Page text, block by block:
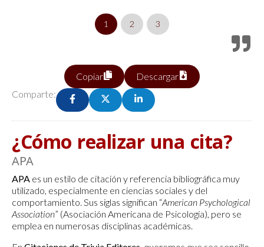
1 2 3
Copiar
Descargar
Comparte:
¿Cómo realizar una cita?
APA
APA es un estilo de citación y referencia bibliográfica muy
utilizado, especialmente en ciencias sociales y del
comportamiento. Sus siglas significan “American Psychological
Association” (Asociación Americana de Psicología), pero se
emplea en numerosas disciplinas académicas.